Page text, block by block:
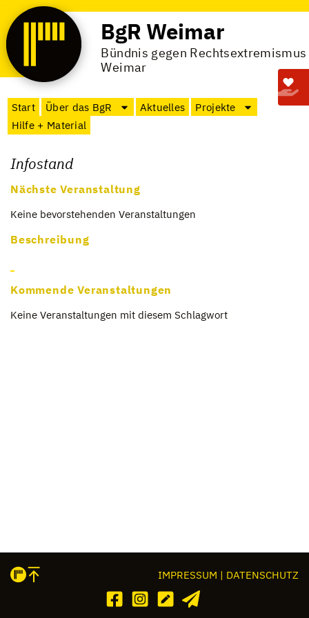
BgR Weimar
Bündnis gegen Rechtsextremismus
Weimar
Start Über das BgR Aktuelles
Projekte
Hilfe + Material
Infostand
Nächste Veranstaltung
Keine bevor­ste­hen­den Ver­an­stal­tun­gen
Beschreibung
Kommende Veranstaltungen
Keine Ver­an­stal­tun­gen mit die­sem Schlag­wort
IMPRESSUM | DATENSCHUTZ